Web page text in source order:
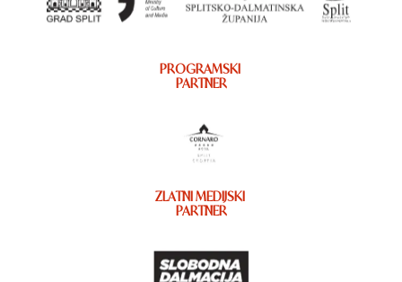
PROGRAMSKI
PARTNER
ZLATNI MEDIJSKI
PARTNER